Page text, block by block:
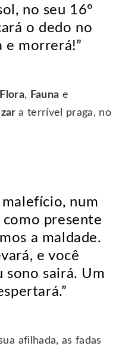
no seu 16º
o dedo no
e morrerá!”
Flora, Fauna e
a terrível praga, no
malefício, num
como presente
a maldade.
e você
sono sairá. Um
afilhada, as fadas